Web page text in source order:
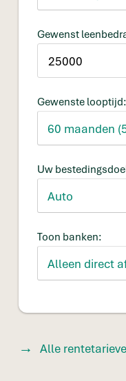
Gewenst
Gewenste looptijd:
Uw
Toon banken:
Alle